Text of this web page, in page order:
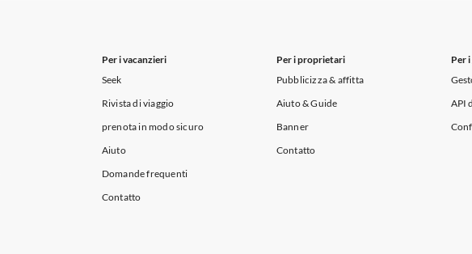
Per i vacanzieri
Seek
Rivista di viaggio
prenota in modo sicuro
Aiuto
Domande frequenti
Contatto
Per i proprietari
Pubblicizza & affitta
Aiuto & Guide
Banner
Contatto
Per
API